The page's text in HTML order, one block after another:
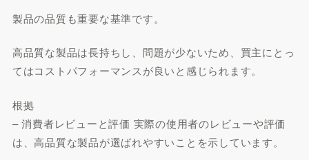
製品の品質も重要な基準です。
高品質な製品は長持ちし、問題が少ないため、買主にとっ
てはコストパフォーマンスが良いと感じられます。
根拠
– 消費者レビューと評価 実際の使用者のレビューや評価
は、高品質な製品が選ばれやすいことを示しています。